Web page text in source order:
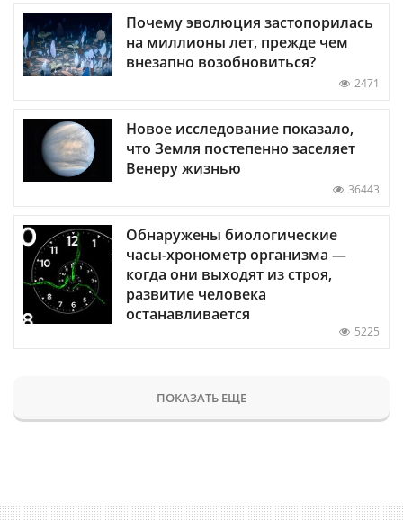
Почему эволюция застопорилась
на миллионы лет, прежде чем
внезапно возобновиться?
2471
Новое исследование показало,
что Земля постепенно заселяет
Венеру жизнью
36443
Обнаружены биологические
часы-хронометр организма —
когда они выходят из строя,
развитие человека
останавливается
5225
ПОКАЗАТЬ ЕЩЕ